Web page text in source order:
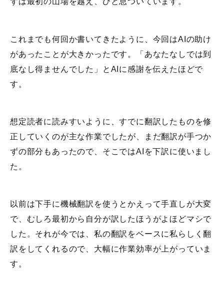
これまでも何回か書いてきたように、今回はAIの助け
があったことが大きかったです。「あなたなしでは到
底なし得ませんでした」とAIに感謝を伝えたほどで
す。
想定読者に読みすいように、すでに翻訳したものを修
正していくのが主な作業でしたが、まだ翻訳が手つか
ずの部分もあったので、そこではAIを下訳に使いまし
た。
以前は下手に機械翻訳を使うとかえって手直しが大変
で、むしろ最初から自分が訳したほうがよほどマシで
した。それが今では、私の翻訳をベースに私らしく翻
訳をしてくれるので、大幅に作業効率が上がっていま
す。